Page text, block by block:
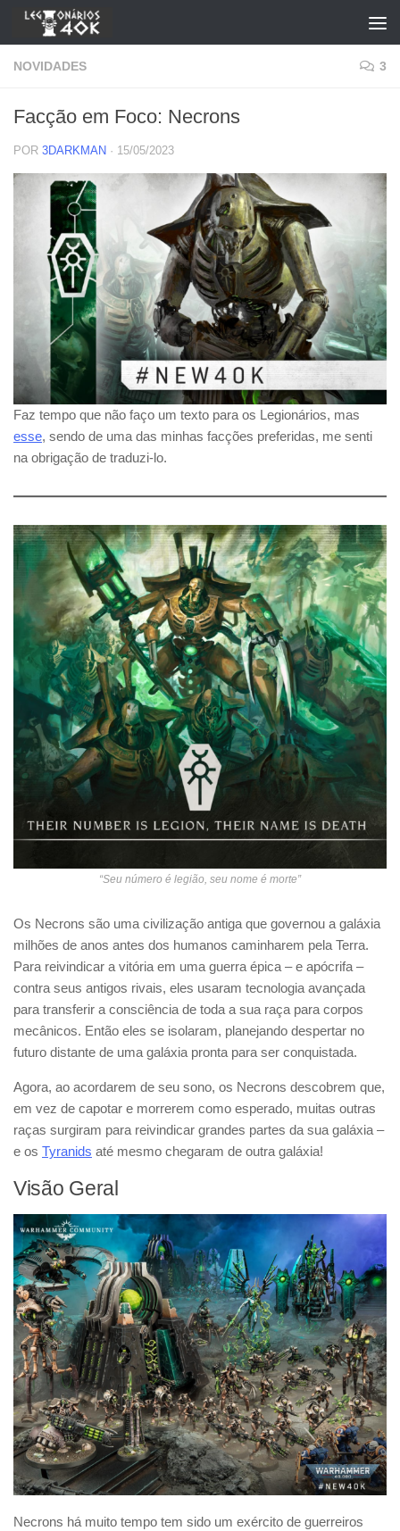
Skip to content
NOVIDADES 3
Facção em Foco: Necrons
POR 3DARKMAN · 15/05/2023
Faz tempo que não faço um texto para os Legionários, mas
esse, sendo de uma das minhas facções preferidas, me senti
na obrigação de traduzi-lo.
“Seu número é legião, seu nome é morte”
Os Necrons são uma civilização antiga que governou a galáxia
milhões de anos antes dos humanos caminharem pela Terra.
Para reivindicar a vitória em uma guerra épica – e apócrifa –
contra seus antigos rivais, eles usaram tecnologia avançada
para transferir a consciência de toda a sua raça para corpos
mecânicos. Então eles se isolaram, planejando despertar no
futuro distante de uma galáxia pronta para ser conquistada.
Agora, ao acordarem de seu sono, os Necrons descobrem que,
em vez de capotar e morrerem como esperado, muitas outras
raças surgiram para reivindicar grandes partes da sua galáxia –
e os Tyranids até mesmo chegaram de outra galáxia!
Visão Geral
Necrons há muito tempo tem sido um exército de guerreiros